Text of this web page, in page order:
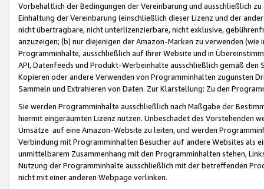
Vorbehaltlich der Bedingungen der Vereinbarung und ausschließlich
Einhaltung der Vereinbarung (einschließlich dieser Lizenz und der
nicht übertragbare, nicht unterlizenzierbare, nicht exklusive,
anzuzeigen; (b) nur diejenigen der Amazon-Marken zu verwenden
Programminhalte, ausschließlich auf Ihrer Website und in
API, Datenfeeds und Produkt-Werbeinhalte ausschließlich gemäß
Kopieren oder andere Verwenden von Programminhalten zugunsten
Sammeln und Extrahieren von Daten. Zur Klarstellung: Zu den
Sie werden Programminhalte ausschließlich nach Maßgabe der
hiermit eingeräumten Lizenz nutzen. Unbeschadet des Vorstehenden
Umsätze auf eine Amazon-Website zu leiten, und werden
Verbindung mit Programminhalten Besucher auf andere Websites als
unmittelbarem Zusammenhang mit den Programminhalten stehen,
Nutzung der Programminhalte ausschließlich mit der betreffenden
nicht mit einer anderen Webpage verlinken.